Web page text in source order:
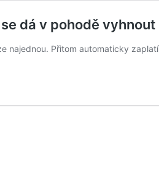
dá v pohodě vyhnout
najednou. Přitom automaticky